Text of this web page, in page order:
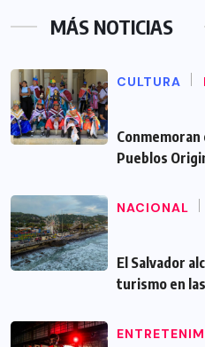
MÁS NOTICIAS
CULTURA
Pueblos
NACIONAL
El Salvador
turismo en